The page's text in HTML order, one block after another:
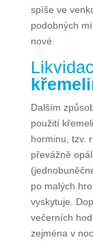
spíše ve
podobných
nové.
Dalším
použití
horminu, tzv.
převážně
po malých
vyskytuje.
večerních
zejména v